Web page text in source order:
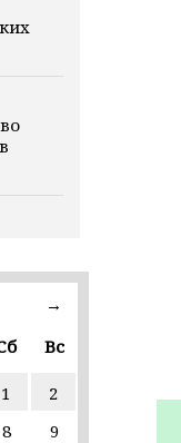
35
к
→
Вс
1
2
8
9